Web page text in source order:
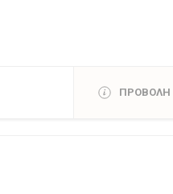
ΠΡΟΒΟΛΗ